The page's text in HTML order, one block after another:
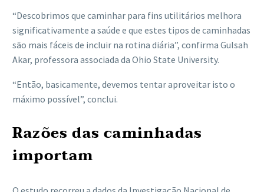
“Descobrimos que caminhar para fins utilitários melhora
significativamente a saúde e que estes tipos de caminhadas
são mais fáceis de incluir na rotina diária”, confirma Gulsah
Akar, professora associada da Ohio State University.
“Então, basicamente, devemos tentar aproveitar isto o
máximo possível”, conclui.
Razões das caminhadas
importam